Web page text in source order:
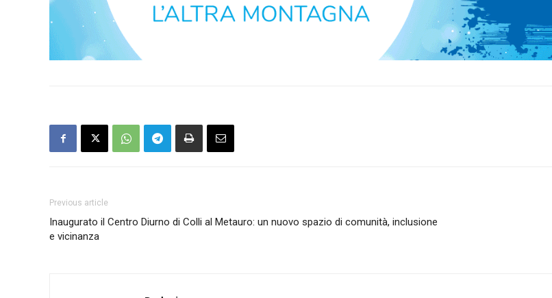
Previous article
Inaugurato il Centro Diurno di Colli al Metauro: un nuovo spazio di comunità, inclusione
e vicinanza